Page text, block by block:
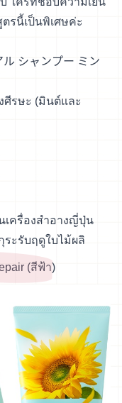
รนี้เป็นพิเศษค่ะ
シャンプー ミン
ศีรษะ (มินต์และ
เครื่องสำอางญี่ปุ่น
ระรับฤดูใบไม้ผลิ
(สีฟ้า)